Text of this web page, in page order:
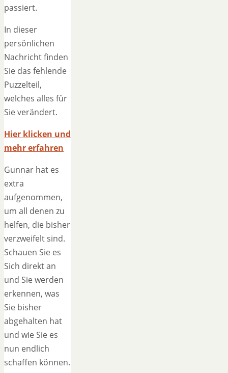
passiert.
In dieser
persönlichen
Nachricht finden
Sie das fehlende
Puzzelteil,
welches alles für
Sie verändert.
Hier klicken und
mehr erfahren
Gunnar hat es
extra
aufgenommen,
um all denen zu
helfen, die bisher
verzweifelt sind.
Schauen Sie es
Sich direkt an
und Sie werden
erkennen, was
Sie bisher
abgehalten hat
und wie Sie es
nun endlich
schaffen können.